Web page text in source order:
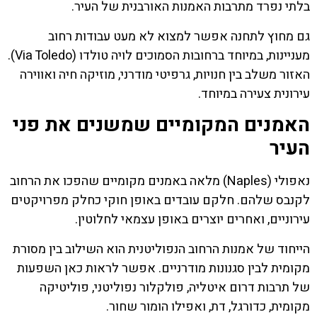
בלתי נפרד מתרבות האמנות האורבנית של העיר.
גם מחוץ לתחנה אפשר למצוא לא מעט עבודות רחוב
מעניינות, במיוחד ברחובות הסמוכים לויה טולדו (Via Toledo).
האזור משלב בין חנויות, גרפיטי מודרני, מוזיקה חיה ואווירה
עירונית צעירה במיוחד.
האמנים המקומיים שמשנים את פני
העיר
נאפולי (Naples) מלאה באמנים מקומיים שהפכו את הרחוב
לקנבס שלהם. חלקם עובדים באופן חוקי כחלק מפרויקטים
עירוניים, ואחרים יוצרים באופן עצמאי לחלוטין.
הייחוד של אמנות הרחוב הנפוליטנית הוא השילוב בין מסורת
מקומית לבין סגנונות מודרניים. אפשר לראות כאן השפעות
של תרבות דרום איטליה, פולקלור נפוליטני, פוליטיקה
מקומית, כדורגל, דת, ואפילו הומור שחור.